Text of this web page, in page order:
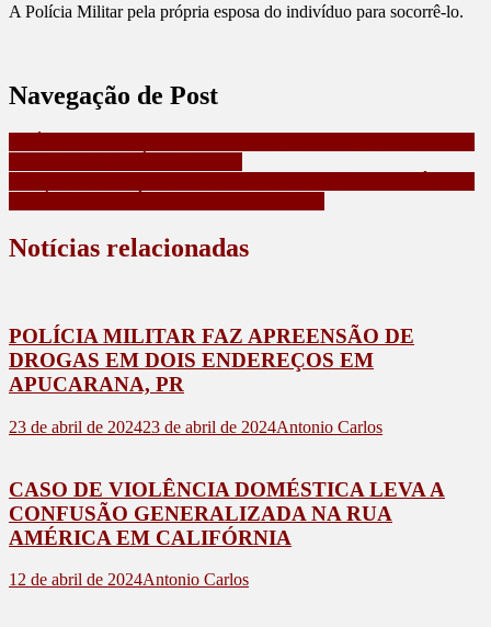
A Polícia Militar pela própria esposa do indivíduo para socorrê-lo.
Navegação de Post
Notícias relacionadas
POLÍCIA MILITAR FAZ APREENSÃO DE
DROGAS EM DOIS ENDEREÇOS EM
APUCARANA, PR
23 de abril de 202423 de abril de 2024Antonio Carlos
CASO DE VIOLÊNCIA DOMÉSTICA LEVA A
CONFUSÃO GENERALIZADA NA RUA
AMÉRICA EM CALIFÓRNIA
12 de abril de 2024Antonio Carlos